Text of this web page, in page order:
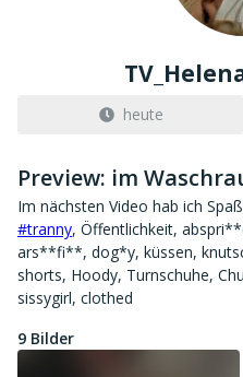
heute
Preview: im
#tranny, Öffentlichkeit,
ars**fi**, dog*y, küssen,
shorts, Hoody, Turnschuhe,
sissygirl, clothed
9 Bilder